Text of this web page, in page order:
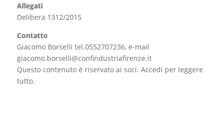
Allegati
Delibera 1312/2015
Contatto
Giacomo Borselli tel.0552707236, e-mail
giacomo.borselli@confindustriafirenze.it
Questo contenuto è riservato ai soci. Accedi per leggere
tutto.